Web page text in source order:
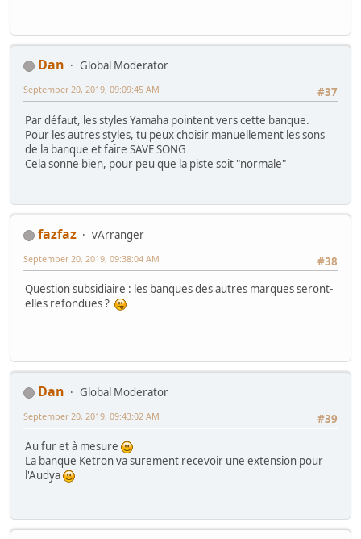
Dan
Global Moderator
#37
September 20, 2019, 09:09:45 AM
Par défaut, les styles Yamaha pointent vers cette banque.
Pour les autres styles, tu peux choisir manuellement les sons
de la banque et faire SAVE SONG
Cela sonne bien, pour peu que la piste soit "normale"
fazfaz
vArranger
#38
September 20, 2019, 09:38:04 AM
Question subsidiaire : les banques des autres marques seront-
elles refondues ?
Dan
Global Moderator
#39
September 20, 2019, 09:43:02 AM
Au fur et à mesure
La banque Ketron va surement recevoir une extension pour
l'Audya